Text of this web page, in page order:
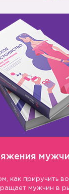
как приручить
мужчин в